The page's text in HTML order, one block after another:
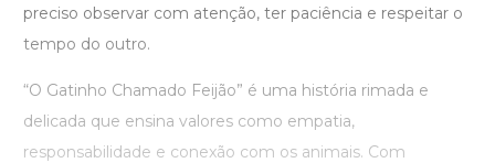
preciso observar com atenção, ter paciência e respeitar o
tempo do outro.
“O Gatinho Chamado Feijão” é uma história rimada e
delicada que ensina valores como empatia,
responsabilidade e conexão com os animais. Com